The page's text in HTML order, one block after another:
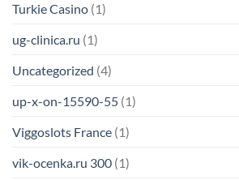
Turkie Casino (1)
ug-clinica.ru (1)
Uncategorized (4)
up-x-on-15590-55 (1)
Viggoslots France (1)
vik-ocenka.ru 300 (1)